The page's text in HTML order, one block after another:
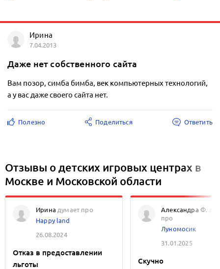
Ирина
7.04.2013
Даже нет собственного сайта
Вам позор, симба бимба, век компьютерных технологий,
а у вас даже своего сайта нет.
Полезно Поделиться Ответить
Отзывы о детских игровых центрах в
Москве и Московской области
Ирина думает про
Happy land
26.08.2024
Отказ в предоставлении
льготы
Александра Ф.
про
Лунoмoсик
31.01.2025
Скучно